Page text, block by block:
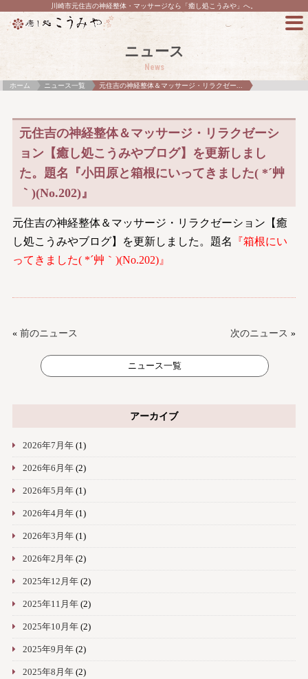
川崎市元住吉の神経整体・マッサージなら「癒し処こうみや」へ。
ニュース
News
ホーム ニュース一覧 元住吉の神経整体＆マッサージ・リラクゼー...
元住吉の神経整体＆マッサージ・リラクゼーシ
ョン【癒し処こうみやブログ】を更新しまし
た。題名『小田原と箱根にいってきました( *´艸
｀)(No.202)』
元住吉の神経整体＆マッサージ・リラクゼーション【癒
し処こうみやブログ】を更新しました。題名
『箱根にい
ってきました( *´艸｀)(No.202)』
« 前のニュース 次のニュース »
ニュース一覧
アーカイブ
2026年7月年(1)
2026年6月年(2)
2026年5月年(1)
2026年4月年(1)
2026年3月年(1)
2026年2月年(2)
2025年12月年(2)
2025年11月年(2)
2025年10月年(2)
2025年9月年(2)
2025年8月年(2)